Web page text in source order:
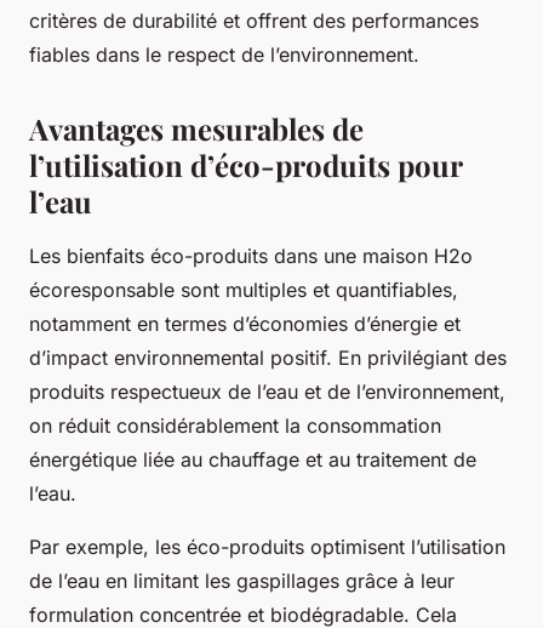
critères de durabilité et offrent des performances
fiables dans le respect de l’environnement.
Avantages mesurables de
l’utilisation d’éco-produits pour
l’eau
Les bienfaits éco-produits dans une maison H2o
écoresponsable sont multiples et quantifiables,
notamment en termes d’économies d’énergie et
d’impact environnemental positif. En privilégiant des
produits respectueux de l’eau et de l’environnement,
on réduit considérablement la consommation
énergétique liée au chauffage et au traitement de
l’eau.
Par exemple, les éco-produits optimisent l’utilisation
de l’eau en limitant les gaspillages grâce à leur
formulation concentrée et biodégradable. Cela